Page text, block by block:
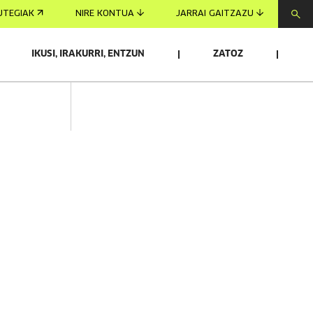
NIRE KONTUA JARRAI GAITZAZU
IKUSI, IRAKURRI, ENTZUN ZATOZ